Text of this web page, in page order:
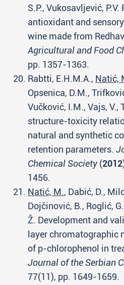
S.P., Vukosavljević,
antioxidant and
wine made from
Agricultural and Food
pp. 1357-1363.
Rabtti, E.H.M.A., Natić,
Opsenica, D.M.,
Vučković, I.M., Vajs,
structure-toxicity
natural and synthetic
retention parameters.
Chemical Society(2012
1456.
Natić, M., Dabić, D.,
Dojčinović, B., Roglić,
Ž. Development and
layer chromatographic
of p-chlorophenol in
Journal of the Serbian
77(11), pp. 1649-1659.